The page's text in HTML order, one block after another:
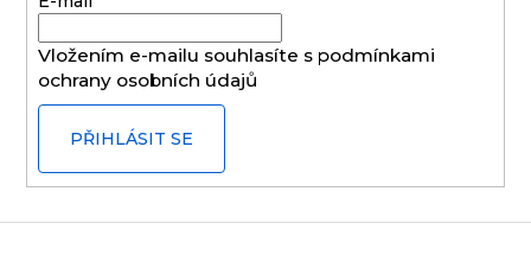
Vložením e-mailu souhlasíte s podmínkami
ochrany osobních údajů
PŘIHLÁSIT SE